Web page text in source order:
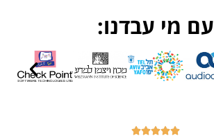
עם מי עבדנו:




